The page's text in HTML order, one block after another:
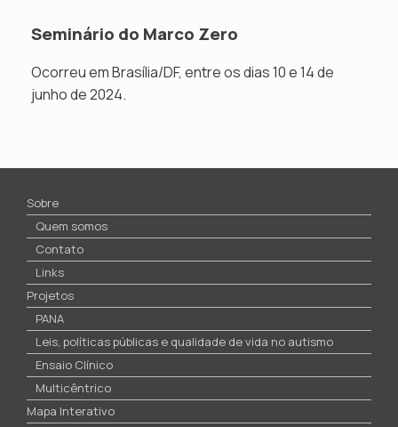
Seminário do Marco Zero
Ocorreu em Brasília/DF, entre os dias 10 e 14 de
junho de 2024.
Sobre
Quem somos
Contato
Links
Projetos
PANA
Leis, políticas públicas e qualidade de vida no autismo
Ensaio Clínico
Multicêntrico
Mapa Interativo